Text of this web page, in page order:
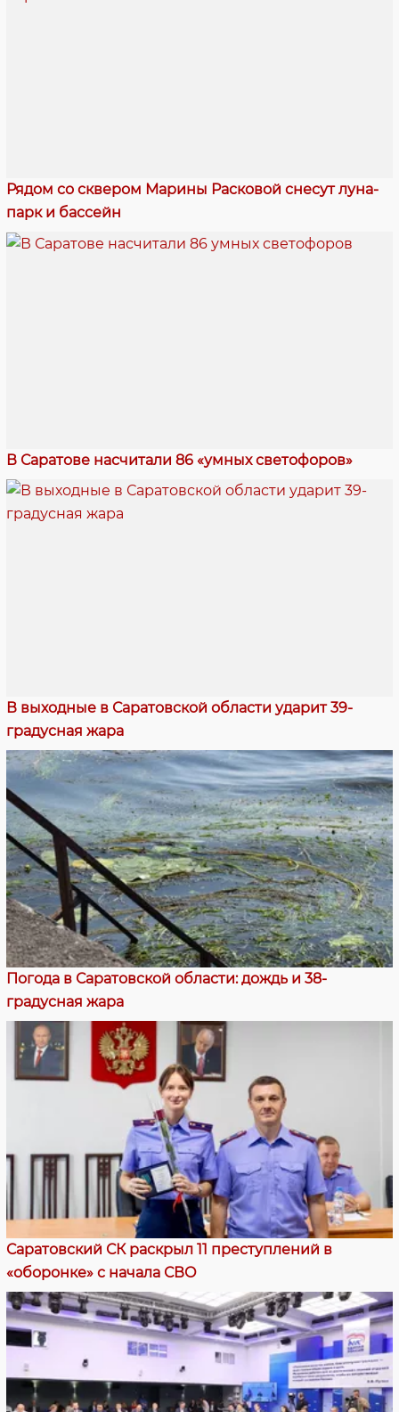
Рядом со сквером Марины Расковой снесут луна-
парк и бассейн
В Саратове насчитали 86 «умных светофоров»
В выходные в Саратовской области ударит 39-
градусная жара
Погода в Саратовской области: дождь и 38-
градусная жара
Саратовский СК раскрыл 11 преступлений в
«оборонке» с начала СВО